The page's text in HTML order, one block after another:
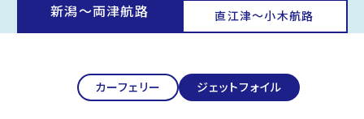
新潟〜両津航路 直江津〜小木航路
カーフェリー ジェットフォイル